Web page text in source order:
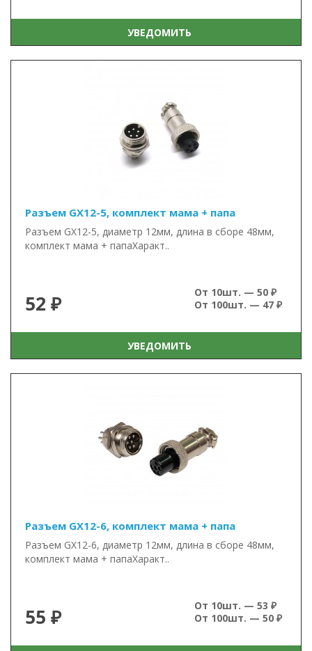
УВЕДОМИТЬ
Разъем GX12-5, комплект мама + папа
Разъем GX12-5, диаметр 12мм, длина в сборе 48мм,
комплект мама + папаХаракт..
52 ₽
От 10шт. — 50 ₽
От 100шт. — 47 ₽
УВЕДОМИТЬ
Разъем GX12-6, комплект мама + папа
Разъем GX12-6, диаметр 12мм, длина в сборе 48мм,
комплект мама + папаХаракт..
55 ₽
От 10шт. — 53 ₽
От 100шт. — 50 ₽